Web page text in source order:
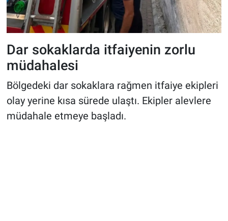
Dar sokaklarda itfaiyenin zorlu
müdahalesi
Bölgedeki dar sokaklara rağmen itfaiye ekipleri
olay yerine kısa sürede ulaştı. Ekipler alevlere
müdahale etmeye başladı.